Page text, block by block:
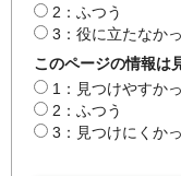
2：ふつう
3：役に立たなか
このページの情報は
1：見つけやすか
2：ふつう
3：見つけにくか